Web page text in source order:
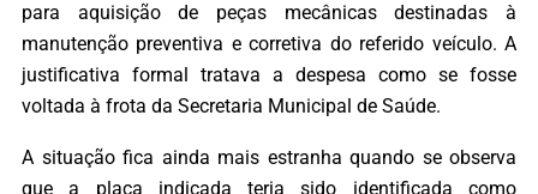
para aquisição de peças mecânicas destinadas à
manutenção preventiva e corretiva do referido veículo. A
justificativa formal tratava a despesa como se fosse
voltada à frota da Secretaria Municipal de Saúde.
A situação fica ainda mais estranha quando se observa
que a placa indicada teria sido identificada como